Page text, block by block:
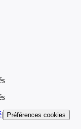
| Préférences cookies